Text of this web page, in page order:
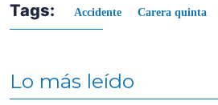
Tags: Accidente Carera quinta
Lo más leído